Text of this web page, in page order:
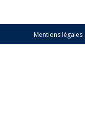
Mentions légales